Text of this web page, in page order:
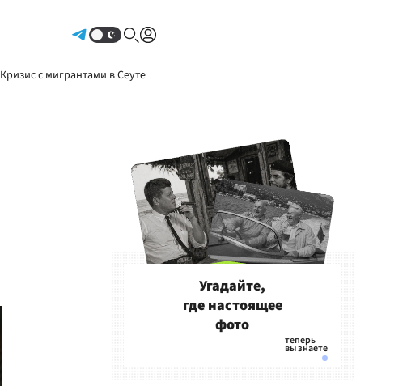
Кризис с мигрантами в Сеуте
Угадайте,
где настоящее
фото